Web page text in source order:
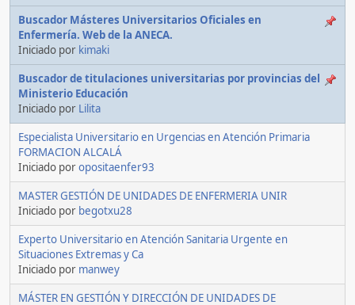
Buscador Másteres Universitarios Oficiales en
Enfermería. Web de la ANECA.
Iniciado por kimaki
Buscador de titulaciones universitarias por provincias del
Ministerio Educación
Iniciado por Lilita
Especialista Universitario en Urgencias en Atención Primaria
FORMACION ALCALÁ
Iniciado poropositaenfer93
MASTER GESTIÓN DE UNIDADES DE ENFERMERIA UNIR
Iniciado por begotxu28
Experto Universitario en Atención Sanitaria Urgente en
Situaciones Extremas y Ca
Iniciado por manwey
MÁSTER EN GESTIÓN Y DIRECCIÓN DE UNIDADES DE